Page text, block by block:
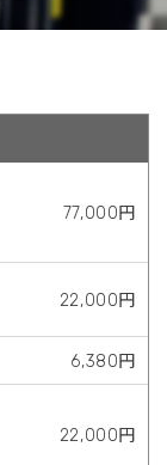
77,000円
22,000円
6,380円
22,000円